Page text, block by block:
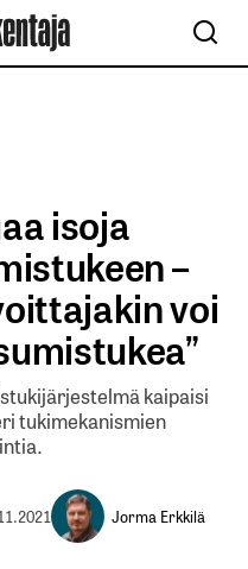
isoja
–
voi
kaipaisi
tukimekanismien
Jorma Erkkilä